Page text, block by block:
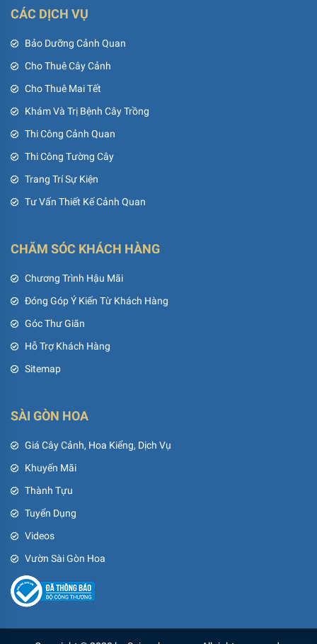
CÁC DỊCH VỤ
Bảo Dưỡng Cảnh Quan
Cho Thuê Cây Cảnh
Cho Thuê Mai Tết
Khám Và Trị Bệnh Cây Trồng
Thi Công Cảnh Quan
Thi Công Tường Cây
Trang Trí Sự Kiện
Tư Vấn Thiết Kế Cảnh Quan
CHĂM SÓC KHÁCH HÀNG
Chương Trình Hậu Mãi
Đóng Góp Ý Kiến Từ Khách Hàng
Góc Thư Giãn
Hỗ Trợ Khách Hàng
Sitemap
SÀI GÒN HOA
Giá Cây Cảnh, Hoa Kiểng, Dịch Vụ
Khuyến Mãi
Thành Tựu
Tuyển Dụng
Videos
Vườn Sài Gòn Hoa